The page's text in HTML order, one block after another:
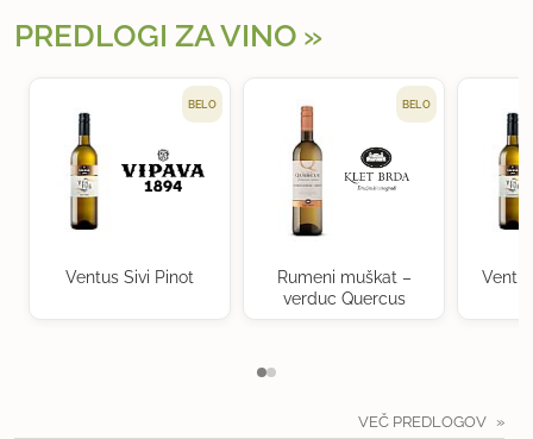
PREDLOGI ZA VINO
BELO
Ventus Sivi Pinot
BELO
Rumeni muškat –
verduc Quercus
VEČ PREDLOGOV